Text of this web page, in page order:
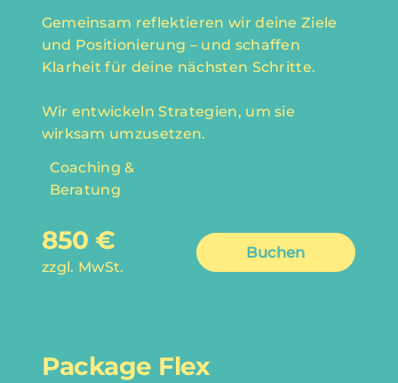
Gemeinsam reflektieren wir deine Ziele
und Positionierung – und schaffen
Klarheit für deine nächsten Schritte.
Wir entwickeln Strategien, um sie
wirksam umzusetzen.
Coaching &
Beratung
850 €
zzgl. MwSt.
Buchen
Package Flex